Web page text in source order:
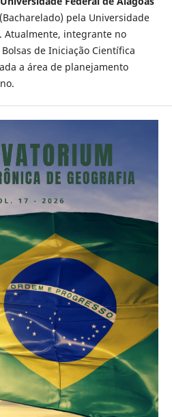
pela Universidade
Atualmente, integrante no
de Iniciação Científica
a área de planejamento